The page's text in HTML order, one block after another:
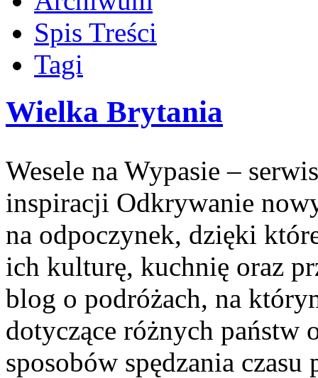
Spis Treści
Tagi
Wielka Brytania
Wesele na Wypasie –
inspiracji Odkrywanie
na odpoczynek, dzięki
ich kulturę, kuchnię oraz
blog o podróżach, na
dotyczące różnych państw
sposobów spędzania czasu